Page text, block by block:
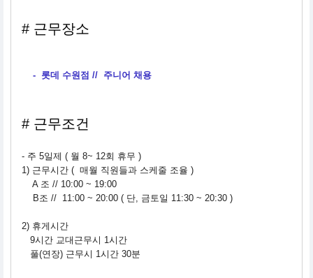
# 근무장소
- 롯데 수원점 // 주니어 채용
# 근무조건
- 주 5일제 ( 월 8~ 12회 휴무 )
1) 근무시간 ( 매월 직원들과 스케줄 조율 )
A 조 // 10:00 ~ 19:00
B조 // 11:00 ~ 20:00 ( 단, 금토일 11:30 ~ 20:30 )
2) 휴게시간
9시간 교대근무시 1시간
풀(연장) 근무시 1시간 30분